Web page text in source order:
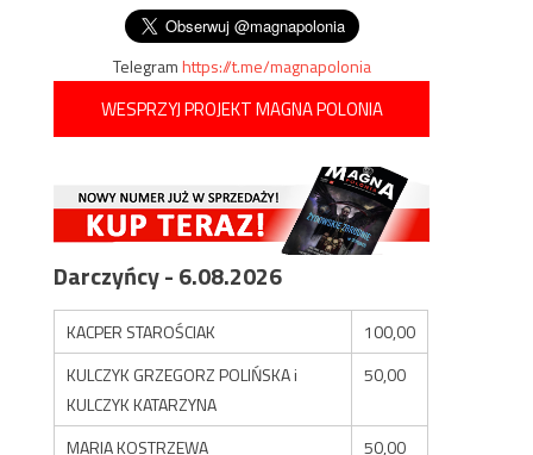
Telegramhttps://t.me/magnapolonia
WESPRZYJ PROJEKT MAGNA POLONIA
Darczyńcy - 6.08.2026
KACPER STAROŚCIAK
100,00
KULCZYK GRZEGORZ POLIŃSKA i
KULCZYK KATARZYNA
50,00
MARIA KOSTRZEWA
50,00